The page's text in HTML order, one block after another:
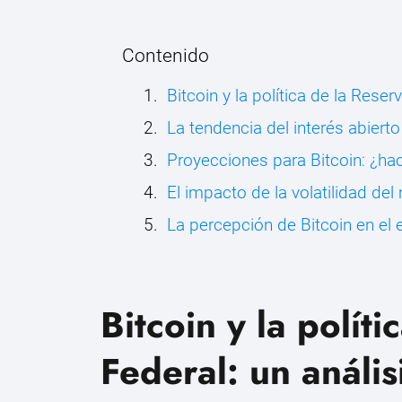
Contenido
Bitcoin y la política de la
La tendencia del interés
Proyecciones para Bitcoin:
El impacto de la volatilidad
La percepción de Bitcoin en el
Bitcoin y la
Federal: un